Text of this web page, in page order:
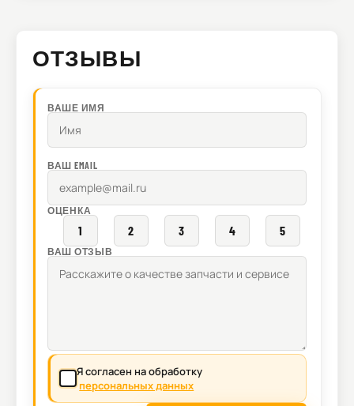
ОТЗЫВЫ
ВАШЕ ИМЯ
ВАШ EMAIL
ОЦЕНКА
1 2 3 4 5
ВАШ ОТЗЫВ
Я согласен на обработку
персональных данных